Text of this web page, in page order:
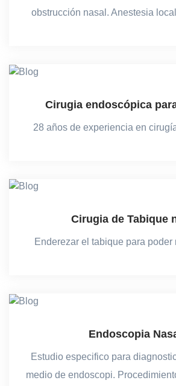
obstrucción nasal. Anestesia
Cirugia endoscópica
28 años de experiencia en
Cirugia de Tabique
Enderezar el tabique para poder
Endoscopia
Estudio especifico para
medio de endoscopi.